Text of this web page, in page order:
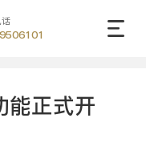
能正式开